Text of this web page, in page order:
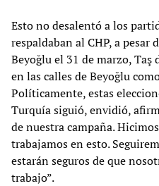
Esto no desalentó a los
respaldaban al CHP, a pesar
Beyoğlu el 31 de marzo,
en las calles de Beyoğlu
Políticamente, estas
Turquía siguió, envidió,
de nuestra campaña.
trabajamos en esto.
estarán seguros de que
trabajo”.